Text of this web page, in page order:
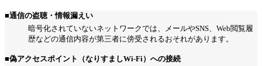
■通信の盗聴・情報漏えい
暗号化されていないネットワークでは、メールやSNS、Web閲覧履
歴などの通信内容が第三者に傍受されるおそれがあります。
■偽アクセスポイント（なりすましWi-Fi）への接続